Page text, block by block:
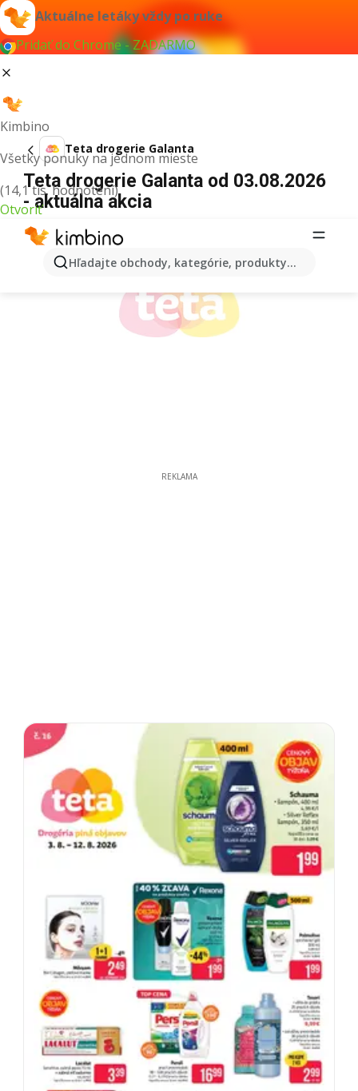
Aktuálne letáky vždy po ruke
Pridať do Chrome - ZADARMO
Kimbino
Všetky ponuky na jednom mieste
(14,1 tis. hodnotení)
Otvoriť
Hľadajte obchody, kategórie, produkty...
Teta drogerie Galanta
Teta drogerie Galanta od 03.08.2026
- aktuálna akcia
REKLAMA